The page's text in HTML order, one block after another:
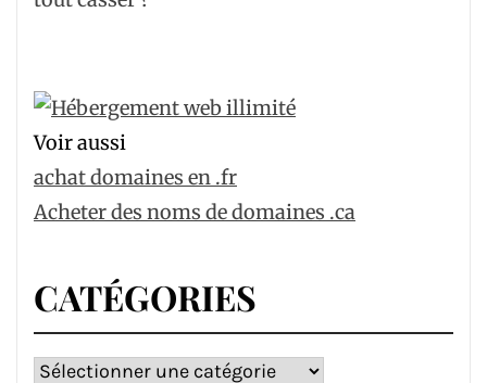
Voir aussi
achat domaines en .fr
Acheter des noms de domaines .ca
CATÉGORIES
Catégories